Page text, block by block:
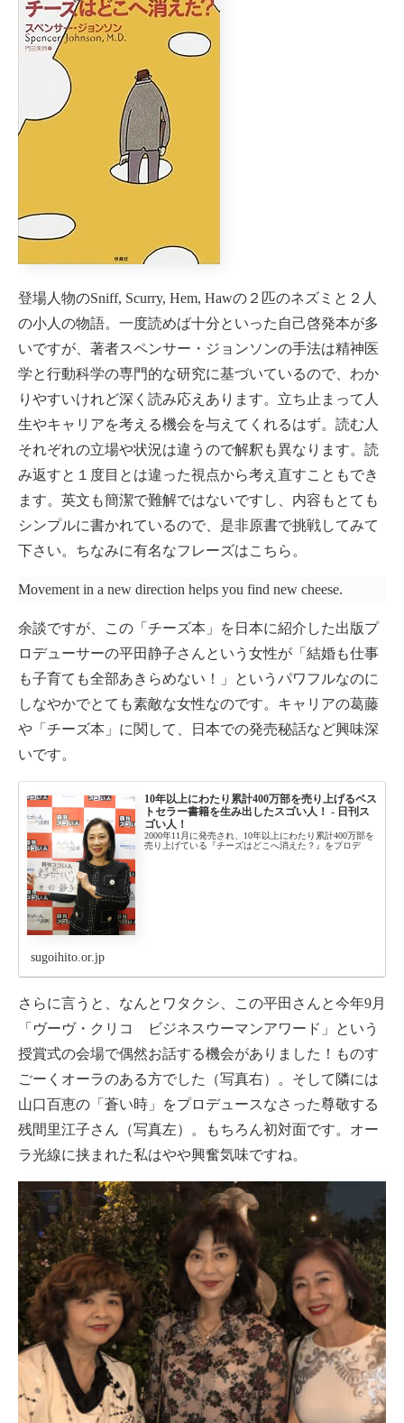
登場人物のSniff, Scurry, Hem, Hawの２匹のネズミと２人
の小人の物語。一度読めば十分といった自己啓発本が多
いですが、著者スペンサー・ジョンソンの手法は精神医
学と行動科学の専門的な研究に基づいているので、わか
りやすいけれど深く読み応えあります。立ち止まって人
生やキャリアを考える機会を与えてくれるはず。読む人
それぞれの立場や状況は違うので解釈も異なります。読
み返すと１度目とは違った視点から考え直すこともでき
ます。英文も簡潔で難解ではないですし、内容もとても
シンプルに書かれているので、是非原書で挑戦してみて
下さい。ちなみに有名なフレーズはこちら。
Movement in a new direction helps you find new cheese.
余談ですが、この「チーズ本」を日本に紹介した出版プ
ロデューサーの平田静子さんという女性が「結婚も仕事
も子育ても全部あきらめない！」というパワフルなのに
しなやかでとても素敵な女性なのです。キャリアの葛藤
や「チーズ本」に関して、日本での発売秘話など興味深
いです。
10年以上にわたり累計400万部を売り上げるベス
トセラー書籍を生み出したスゴい人！ - 日刊ス
ゴい人！
2000年11月に発売され、10年以上にわたり累計400万部を
売り上げている『チーズはどこへ消えた？』をプロデ
sugoihito.or.jp
さらに言うと、なんとワタクシ、この平田さんと今年9月
「ヴーヴ・クリコ ビジネスウーマンアワード」という
授賞式の会場で偶然お話する機会がありました！ものす
ごーくオーラのある方でした（写真右）。そして隣には
山口百恵の「蒼い時」をプロデュースなさった尊敬する
残間里江子さん（写真左）。もちろん初対面です。オー
ラ光線に挟まれた私はやや興奮気味ですね。